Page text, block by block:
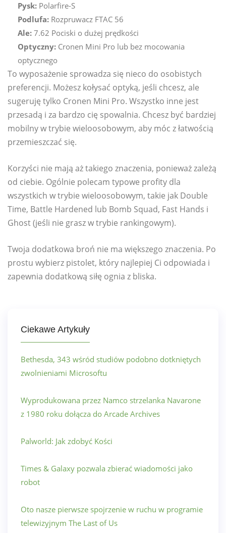
Pysk: Polarfire-S
Podlufa: Rozpruwacz FTAC 56
Ale: 7.62 Pociski o dużej prędkości
Optyczny: Cronen Mini Pro lub bez mocowania
optycznego
To wyposażenie sprowadza się nieco do osobistych
preferencji. Możesz kołysać optyką, jeśli chcesz, ale
sugeruję tylko Cronen Mini Pro. Wszystko inne jest
przesadą i za bardzo cię spowalnia. Chcesz być bardziej
mobilny w trybie wieloosobowym, aby móc z łatwością
przemieszczać się.
Korzyści nie mają aż takiego znaczenia, ponieważ zależą
od ciebie. Ogólnie polecam typowe profity dla
wszystkich w trybie wieloosobowym, takie jak Double
Time, Battle Hardened lub Bomb Squad, Fast Hands i
Ghost (jeśli nie grasz w trybie rankingowym).
Twoja dodatkowa broń nie ma większego znaczenia. Po
prostu wybierz pistolet, który najlepiej Ci odpowiada i
zapewnia dodatkową siłę ognia z bliska.
Ciekawe Artykuły
Bethesda, 343 wśród studiów podobno dotkniętych
zwolnieniami Microsoftu
Wyprodukowana przez Namco strzelanka Navarone
z 1980 roku dołącza do Arcade Archives
Palworld: Jak zdobyć Kości
Times & Galaxy pozwala zbierać wiadomości jako
robot
Oto nasze pierwsze spojrzenie w ruchu w programie
telewizyjnym The Last of Us